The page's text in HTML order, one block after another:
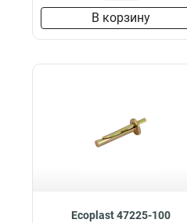
В корзину
Ecoplast 47225-100